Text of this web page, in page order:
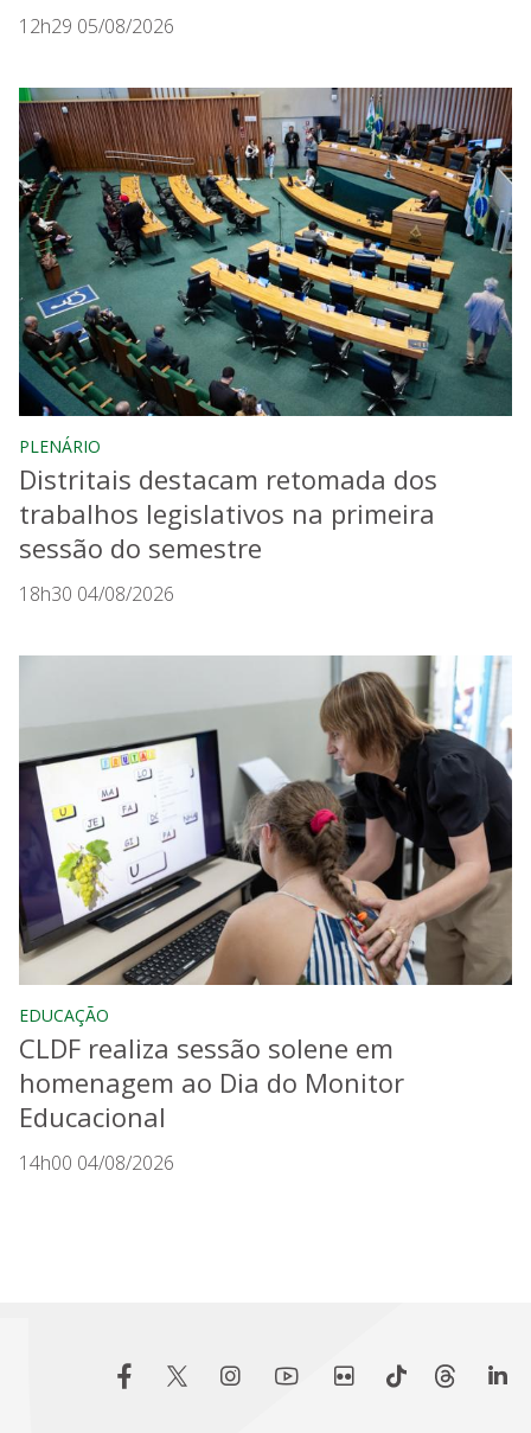
12h29 05/08/2026
PLENÁRIO
Distritais destacam retomada dos
trabalhos legislativos na primeira
sessão do semestre
18h30 04/08/2026
EDUCAÇÃO
CLDF realiza sessão solene em
homenagem ao Dia do Monitor
Educacional
14h00 04/08/2026